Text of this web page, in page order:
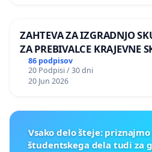
ZAHTEVA ZA IZGRADNJO
ZA PREBIVALCE KRAJEVNE
PRESTRANEK
86 podpisov
20 Podpisi / 30 dni
20 Jun 2026
Vsako delo šteje:
študentskega dela tudi za